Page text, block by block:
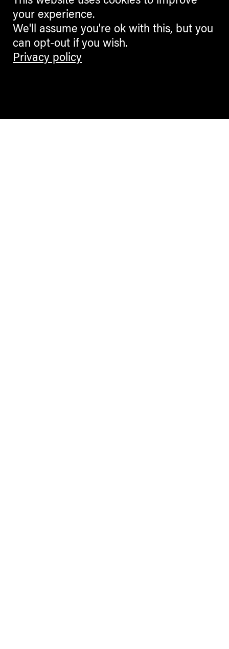
your experience.
We'll assume you're ok with this, but you
can opt-out if you wish.
Privacy policy